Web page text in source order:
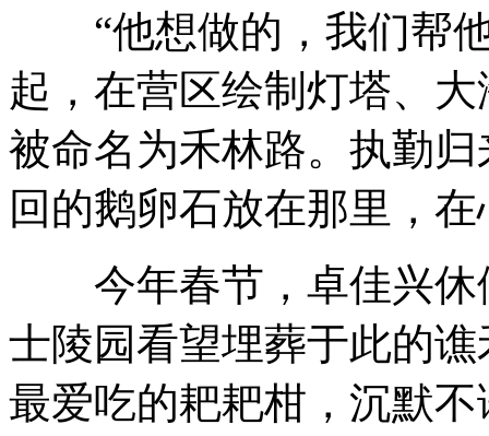
“他想做的，我们帮他
起，在营区绘制灯塔、
被命名为禾林路。执勤
回的鹅卵石放在那里，
今年春节，卓佳兴休
士陵园看望埋葬于此的
最爱吃的耙耙柑，沉默